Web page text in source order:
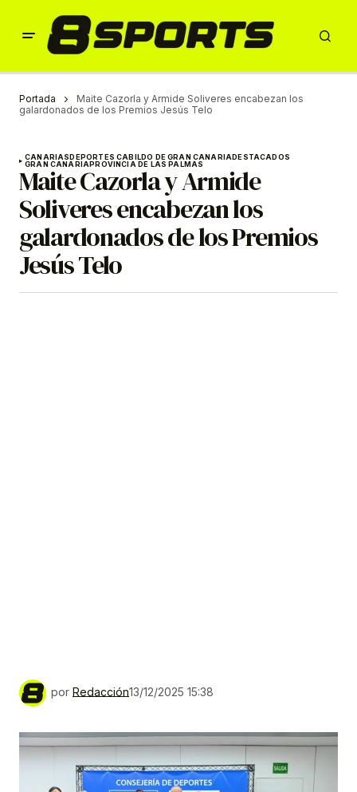
Portada
Maite Cazorla y Armide Soliveres encabezan los
galardonados de los Premios Jesús Telo
CANARIASDEPORTES CABILDO DE GRAN CANARIADESTACADOS
GRAN CANARIAPROVINCIA DE LAS PALMAS
Maite Cazorla y Armide
Soliveres encabezan los
galardonados de los Premios
Jesús Telo
por Redacción13/12/2025 15:38